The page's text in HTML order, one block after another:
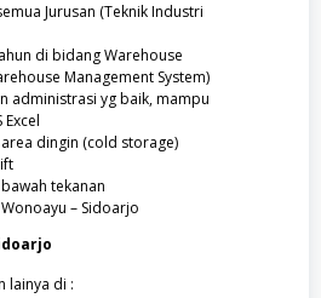
Jurusan (Teknik Industri
di bidang Warehouse
Management System)
administrasi yg baik, mampu
dingin (cold storage)
tekanan
– Sidoarjo
lainya di :